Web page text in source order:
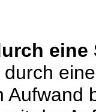
eine
Aufwand